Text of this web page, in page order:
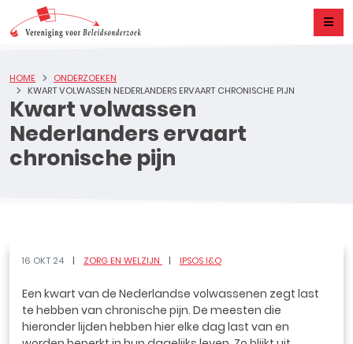
Kwart volwassen
Nederlanders ervaart
chronische pijn
HOME
ONDERZOEKEN
KWART VOLWASSEN NEDERLANDERS ERVAART CHRONISCHE PIJN
16 OKT 24 ZORG EN WELZIJN IPSOS I&O
Een kwart van de Nederlandse volwassenen zegt last
te hebben van chronische pijn. De meesten die
hieronder lijden hebben hier elke dag last van en